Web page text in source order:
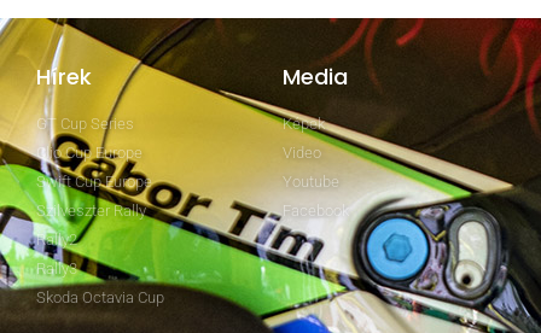
Hírek
GT Cup Series
Clio Cup Europe
Swift Cup Europe
Szilveszter Rally
Rally2
Rally3
Skoda Octavia Cup
Media
Képek
Video
Youtube
Facebook